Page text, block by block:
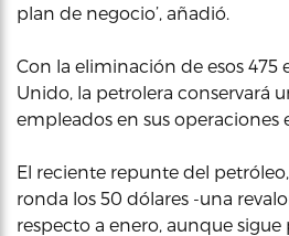
plan de negocio’, añadió.
Con la eliminación de esos 475
Unido, la petrolera conservará
empleados en sus operaciones
El reciente repunte del
ronda los 50 dólares -una
respecto a enero, aunque